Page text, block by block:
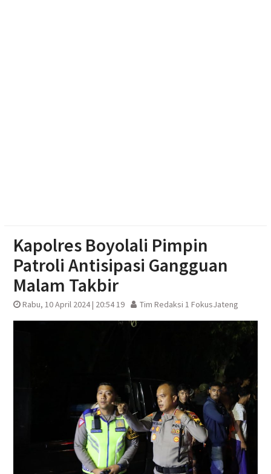
Kapolres Boyolali Pimpin
Patroli Antisipasi Gangguan
Malam Takbir
Rabu, 10 April 2024 | 20:54 19 Tim Redaksi 1 FokusJateng